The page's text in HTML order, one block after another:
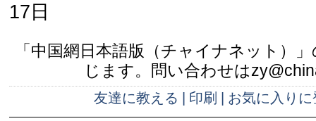
17日
「中国網日本語版（チャイナネット）
じます。問い合わせは
友達に教える 印刷 お気に入りに